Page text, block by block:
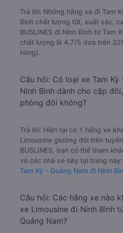
Trả lời: Những hãng xe đi Tam
Bình chất lượng tốt, xuất sắc,
BUSLINES đi Ninh Bình từ Tam
chất lượng là 4.7/5 dựa trên
hàng).
Câu hỏi: Có loại xe Tam Kỳ
Ninh Bình dành cho cặp
phòng đôi không?
Trả lời: Hiện tại có 1 hãng xe
Limousine giường đôi trên
BUSLINES, bạn có thể tham
vé các nhà xe này tại trang này:
Tam Kỳ - Quảng Nam đi Ninh
Câu hỏi: Các hãng xe nào
xe Limousine đi Ninh Bình
Quảng Nam?